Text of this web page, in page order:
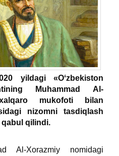
yildagi «Oʻzbekiston
Muhammad Al-
mukofoti bilan
nizomni tasdiqlash
qilindi.
Al-Xorazmiy nomidagi